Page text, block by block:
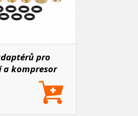
pro
a kompresor